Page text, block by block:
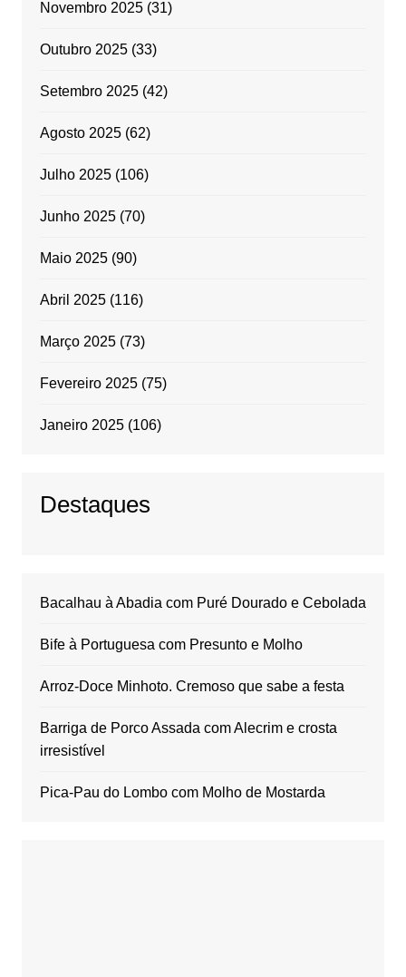
Novembro 2025(31)
Outubro 2025(33)
Setembro 2025(42)
Agosto 2025(62)
Julho 2025(106)
Junho 2025(70)
Maio 2025(90)
Abril 2025(116)
Março 2025(73)
Fevereiro 2025(75)
Janeiro 2025(106)
Destaques
Bacalhau à Abadia com Puré Dourado e Cebolada
Bife à Portuguesa com Presunto e Molho
Arroz-Doce Minhoto. Cremoso que sabe a festa
Barriga de Porco Assada com Alecrim e crosta
irresistível
Pica-Pau do Lombo com Molho de Mostarda